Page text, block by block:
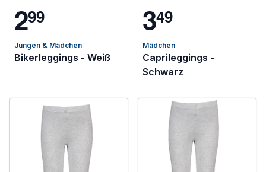
299
Jungen & Mädchen
Bikerleggings - Weiß
349
Mädchen
Caprileggings -
Schwarz